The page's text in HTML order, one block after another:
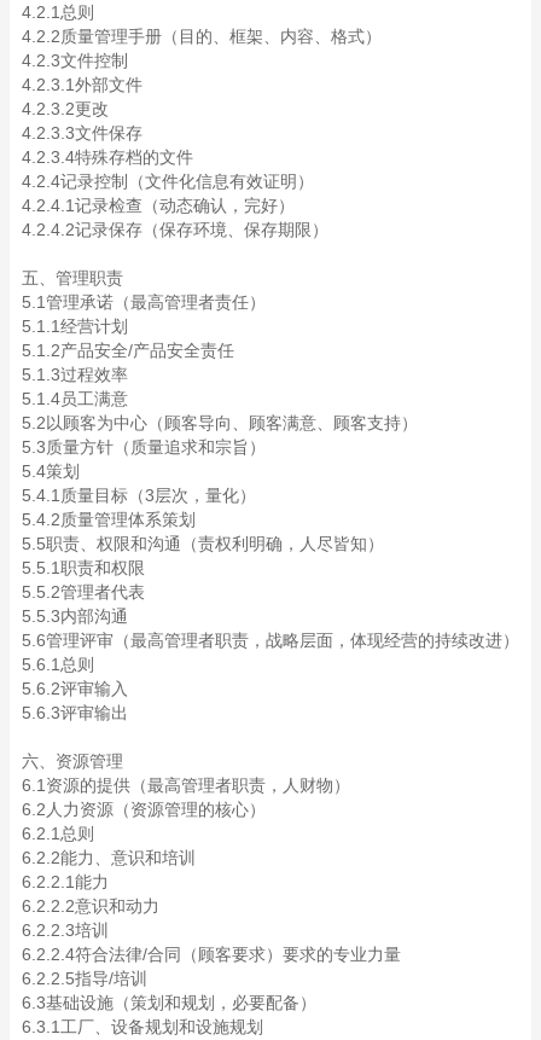
4.2.1总则
4.2.2质量管理手册（目的、框架、内容、格式）
4.2.3文件控制
4.2.3.1外部文件
4.2.3.2更改
4.2.3.3文件保存
4.2.3.4特殊存档的文件
4.2.4记录控制（文件化信息有效证明）
4.2.4.1记录检查（动态确认，完好）
4.2.4.2记录保存（保存环境、保存期限）
五、管理职责
5.1管理承诺（最高管理者责任）
5.1.1经营计划
5.1.2产品安全/产品安全责任
5.1.3过程效率
5.1.4员工满意
5.2以顾客为中心（顾客导向、顾客满意、顾客支持）
5.3质量方针（质量追求和宗旨）
5.4策划
5.4.1质量目标（3层次，量化）
5.4.2质量管理体系策划
5.5职责、权限和沟通（责权利明确，人尽皆知）
5.5.1职责和权限
5.5.2管理者代表
5.5.3内部沟通
5.6管理评审（最高管理者职责，战略层面，体现经营的持续改进）
5.6.1总则
5.6.2评审输入
5.6.3评审输出
六、资源管理
6.1资源的提供（最高管理者职责，人财物）
6.2人力资源（资源管理的核心）
6.2.1总则
6.2.2能力、意识和培训
6.2.2.1能力
6.2.2.2意识和动力
6.2.2.3培训
6.2.2.4符合法律/合同（顾客要求）要求的专业力量
6.2.2.5指导/培训
6.3基础设施（策划和规划，必要配备）
6.3.1工厂、设备规划和设施规划